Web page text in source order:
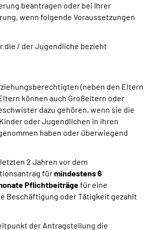
beantragen oder bei Ihrer
wenn folgende Voraussetzungen
die / der Jugendliche bezieht
(neben den Eltern
können auch Großeltern oder
dazu gehören, wenn sie die
oder Jugendlichen in ihren
haben oder überwiegend
2 Jahren vor dem
fürmindestens 6
Pflichtbeiträgefür eine
Beschäftigung oder Tätigkeit gezahlt
der Antragstellung die